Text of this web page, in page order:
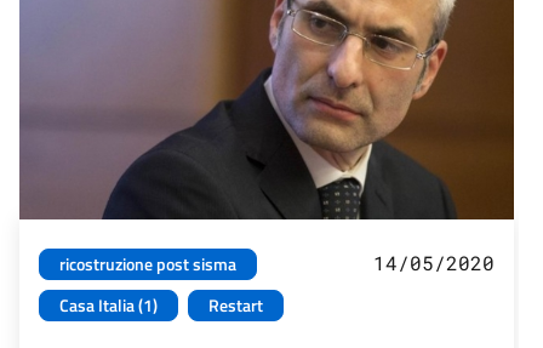
ricostruzione post sisma
Casa Italia (1)
Restart
14/05/2020